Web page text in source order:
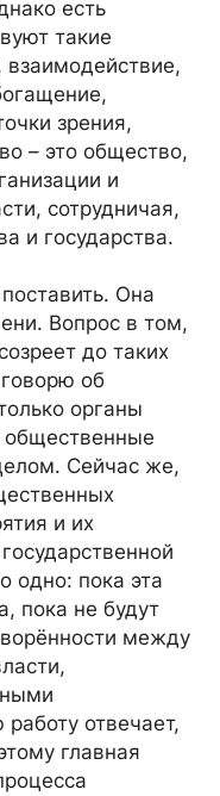
есть
такие
взаимодействие,
зрения,
– это общество,
и
сотрудничая,
и государства.
Она
Вопрос в том,
до таких
об
органы
общественные
Сейчас же,
и их
одно: пока эта
пока не будут
между
отвечает,
главная